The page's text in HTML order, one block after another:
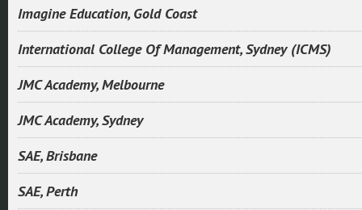
Imagine Education, Gold Coast
International College Of Management, Sydney (ICMS)
JMC Academy, Melbourne
JMC Academy, Sydney
SAE, Brisbane
SAE, Perth